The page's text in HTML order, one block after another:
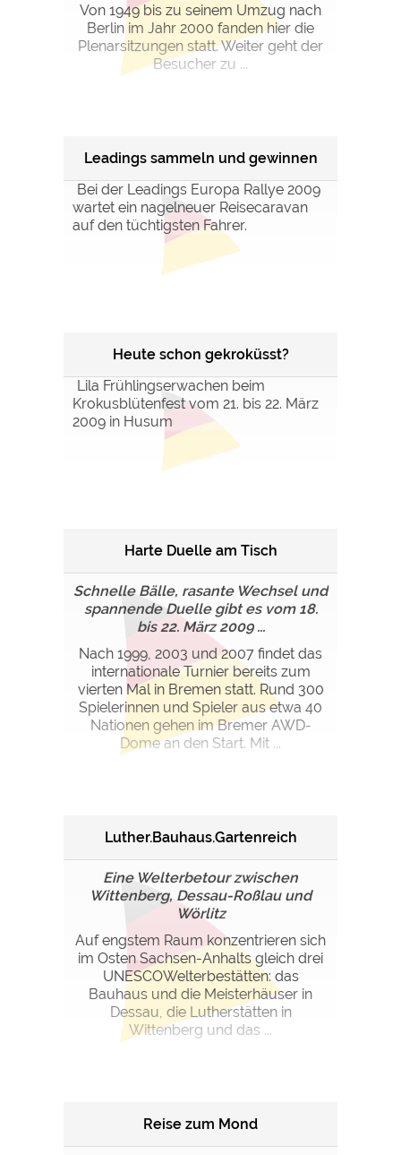
Von 1949 bis zu seinem Umzug nach
Berlin im Jahr 2000 fanden hier die
Plenarsitzungen statt. Weiter geht der
Besucher zu ...
Leadings sammeln und gewinnen
Bei der Leadings Europa Rallye 2009
wartet ein nagelneuer Reisecaravan
auf den tüchtigsten Fahrer.
Heute schon gekroküsst?
Lila Frühlingserwachen beim
Krokusblütenfest vom 21. bis 22. März
2009 in Husum
Harte Duelle am Tisch
Schnelle Bälle, rasante Wechsel und
spannende Duelle gibt es vom 18.
bis 22. März 2009 ...
Nach 1999, 2003 und 2007 findet das
internationale Turnier bereits zum
vierten Mal in Bremen statt. Rund 300
Spielerinnen und Spieler aus etwa 40
Nationen gehen im Bremer AWD-
Dome an den Start. Mit ...
Luther.Bauhaus.Gartenreich
Eine Welterbetour zwischen
Wittenberg, Dessau-Roßlau und
Wörlitz
Auf engstem Raum konzentrieren sich
im Osten Sachsen-Anhalts gleich drei
UNESCOWelterbestätten: das
Bauhaus und die Meisterhäuser in
Dessau, die Lutherstätten in
Wittenberg und das ...
Reise zum Mond